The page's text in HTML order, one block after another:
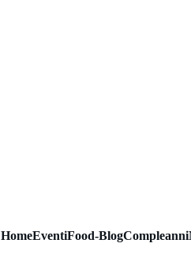
HomeEventiFood-BlogCompleanni